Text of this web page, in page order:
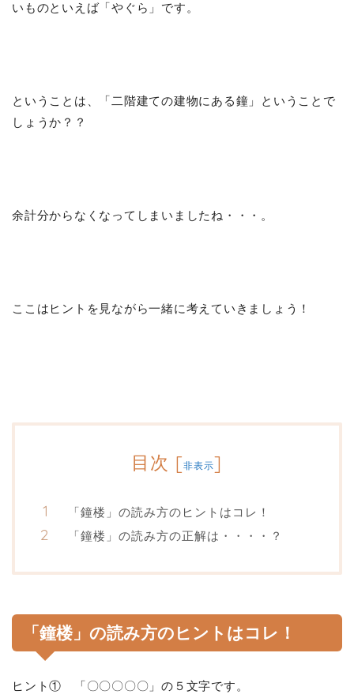
いものといえば「やぐら」です。
ということは、「二階建ての建物にある鐘」ということで
しょうか？？
余計分からなくなってしまいましたね・・・。
ここはヒントを見ながら一緒に考えていきましょう！
目次 [非表示]
「鐘楼」の読み方のヒントはコレ！
「鐘楼」の読み方の正解は・・・・？
「鐘楼」の読み方のヒントはコレ！
ヒント① 「〇〇〇〇〇」の５文字です。